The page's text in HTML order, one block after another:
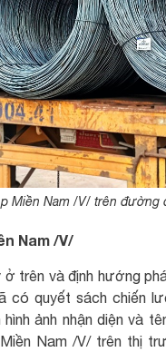
Miền Nam /V/ trên đường
Nam /V/
trên và định hướng
có quyết sách chiến
ảnh nhận diện và
Nam /V/ trên thị